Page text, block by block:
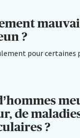
?
pour certaines
de
?